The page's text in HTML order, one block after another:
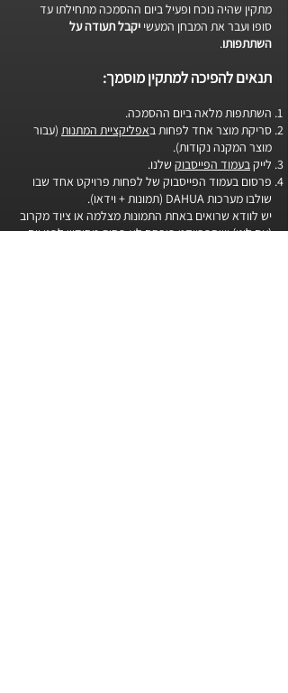
מתקין שהיה נוכח ופעיל ביום ההסמכה מתחילתו עד
סופו ועבר את המבחן המעשי יקבל תעודה על
השתתפותו.
תנאים להפיכה למתקין מוסמך:
השתתפות מלאה ביום ההסמכה.
סריקת מוצר אחד לפחות באפליקציית המתנות (עבור
מוצר המקנה נקודות).
לייקבעמוד הפייסבוק שלנו.
פרסום בעמוד הפייסבוק של לפחות פרויקט אחד שבו
שולבו מערכות DAHUA (תמונות + וידאו).
יש לוודא שרואים באחת התמונות מצלמה או ציוד מקרוב
(עם לוגו) ושהפרויקט פורסם לא פחות מחודש לפני יום